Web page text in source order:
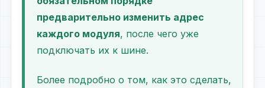
предварительно изменить адрес
каждого модуля, после чего уже
подключать их к шине.
Более подробно о том, как это сделать,